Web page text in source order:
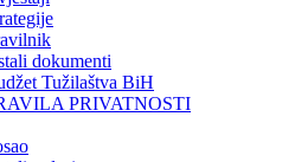
dokumenti
Tužilaštva BiH
PRIVATNOSTI